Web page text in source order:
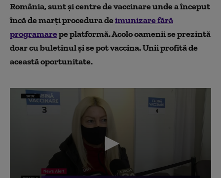
România, sunt și centre de vaccinare unde a început
încă de marți procedura deimunizare fără
programarepe platformă. Acolo oamenii se prezintă
doar cu buletinul și se pot vaccina. Unii profită de
această oportunitate.